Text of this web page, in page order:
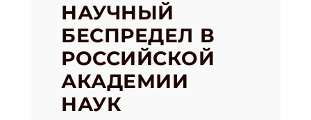
НАУЧНЫЙ
БЕСПРЕДЕЛ В
РОССИЙСКОЙ
АКАДЕМИИ
НАУК